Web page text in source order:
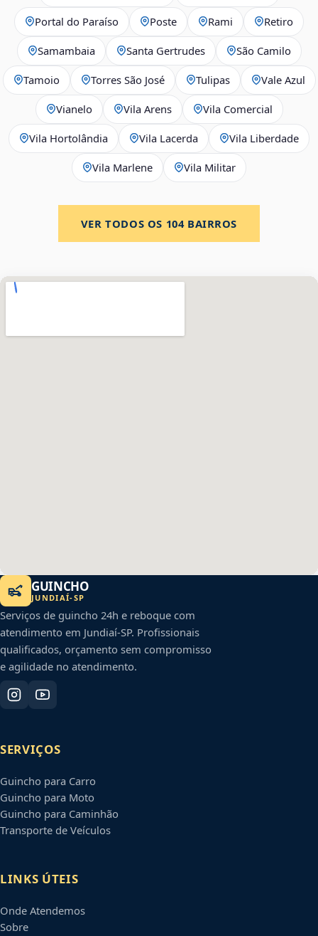
Portal do Paraíso Poste Rami Retiro
Samambaia Santa Gertrudes São Camilo
Tamoio Torres São José Tulipas Vale Azul
Vianelo Vila Arens Vila Comercial
Vila Hortolândia Vila Lacerda Vila Liberdade
Vila Marlene Vila Militar
VER TODOS OS 104BAIRROS
GUINCHO
JUNDIAÍ-SP
Serviços de guincho 24h e reboque com
atendimento em Jundiaí-SP. Profissionais
qualificados, orçamento sem compromisso
e agilidade no atendimento.
SERVIÇOS
Guincho para Carro
Guincho para Moto
Guincho para Caminhão
Transporte de Veículos
LINKS ÚTEIS
Onde Atendemos
Sobre